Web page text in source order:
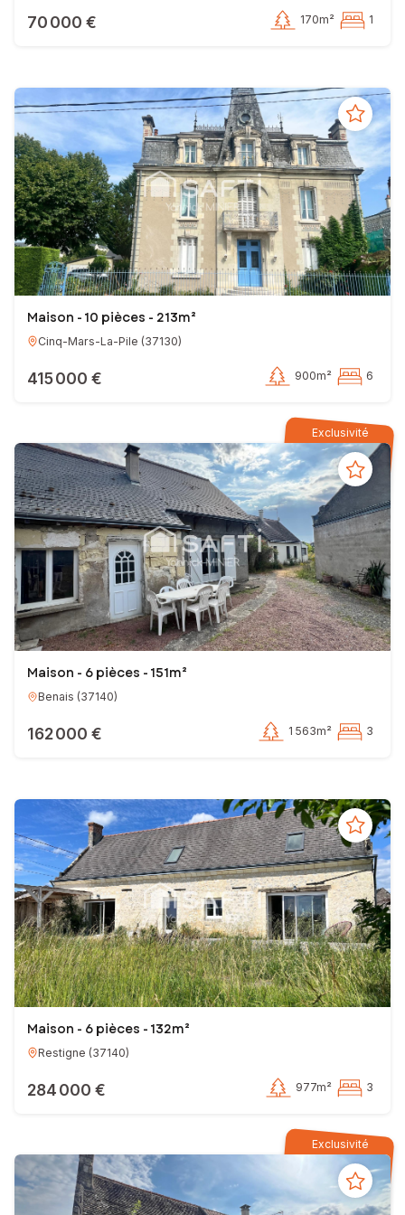
70 000 € 170m² 1
Maison - 10 pièces - 213m²
Cinq-Mars-La-Pile (37130)
415 000 € 900m² 6
Exclusivité
Maison - 6 pièces - 151m²
Benais (37140)
162 000 € 1 563m² 3
Maison - 6 pièces - 132m²
Restigne (37140)
284 000 € 977m² 3
Exclusivité